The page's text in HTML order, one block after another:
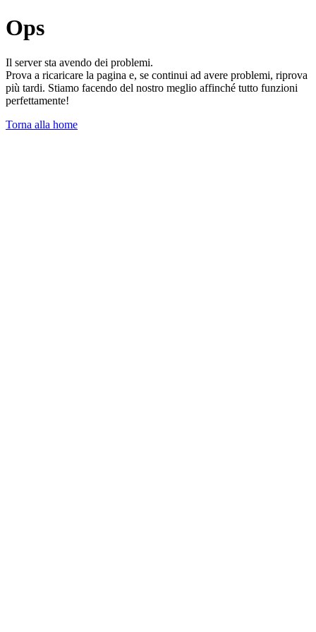
Ops
Il server sta avendo dei problemi.
Prova a ricaricare la pagina e, se continui ad avere problemi, riprova
più tardi. Stiamo facendo del nostro meglio affinché tutto funzioni
perfettamente!
Torna alla home